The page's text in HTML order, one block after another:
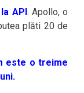
API. Apollo, o
plăti 20 de
este o treime